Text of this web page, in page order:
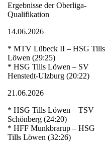
Ergebnisse der Oberliga-
Qualifikation
14.06.2026
* MTV Lübeck II – HSG Tills
Löwen (29:25)
* HSG Tills Löwen – SV
Henstedt-Ulzburg (20:22)
21.06.2026
* HSG Tills Löwen – TSV
Schönberg (24:20)
* HFF Munkbrarup – HSG
Tills Löwen (32:26)